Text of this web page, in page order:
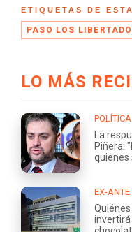
ETIQUETAS DE
PASO LOS
LO MÁS
POLÍTICA
La
Piñera:
quienes
EX-ANTE
invertirá